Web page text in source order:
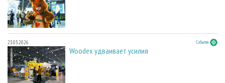
23.03.2026 События
Woodex удваивает усилия